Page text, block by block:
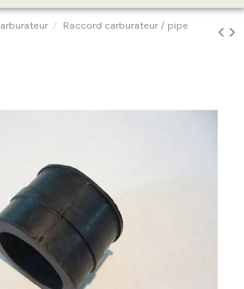
Raccord carburateur / pipe